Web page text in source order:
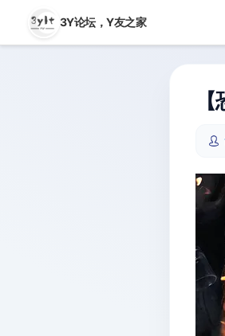
3Y论坛，Y友之家